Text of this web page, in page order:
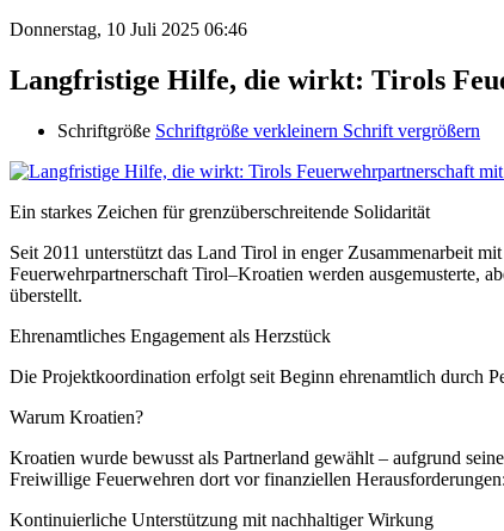
Donnerstag, 10 Juli 2025 06:46
Langfristige Hilfe, die wirkt: Tirols
Schriftgröße Schriftgröße verkleinern Schrift vergrößern
Ein starkes Zeichen für grenzüberschreitende Solidarität
Seit 2011 unterstützt das Land Tirol in enger Zusammenarbeit
Feuerwehrpartnerschaft Tirol–Kroatien werden ausgemusterte,
überstellt.
Ehrenamtliches Engagement als Herzstück
Die Projektkoordination erfolgt seit Beginn ehrenamtlich durch
Warum Kroatien?
Kroatien wurde bewusst als Partnerland gewählt – aufgrund
Freiwillige Feuerwehren dort vor finanziellen
Kontinuierliche Unterstützung mit nachhaltiger Wirkung